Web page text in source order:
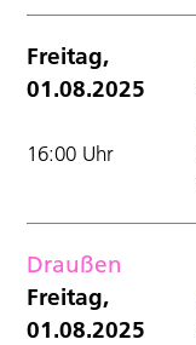
Freitag,
01.08.2025
16:00 Uhr
Draußen
Freitag,
01.08.2025